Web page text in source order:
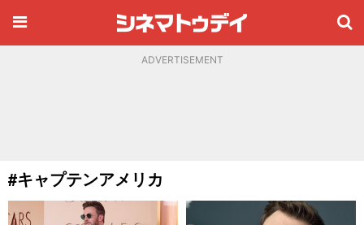
ADVERTISEMENT
#キャプテンアメリカ